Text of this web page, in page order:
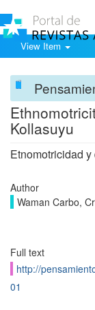
View Item
Kollasuyu
Etnomotricidad
Author
Waman Carbo,
Full text
http://
01